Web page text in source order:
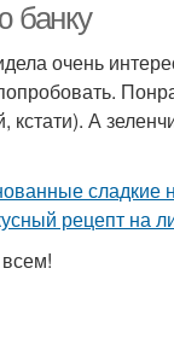
банку
очень
А